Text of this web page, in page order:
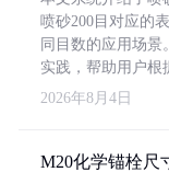
喷砂200目对应的
同目数的应用场景
实践，帮助用户根
2026年8月4日
M20化学锚栓尺